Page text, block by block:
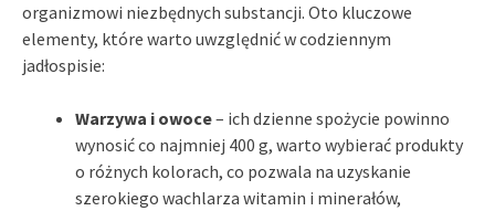
organizmowi niezbędnych substancji. Oto kluczowe
elementy, które warto uwzględnić w codziennym
jadłospisie:
Warzywa i owoce– ich dzienne spożycie powinno
wynosić co najmniej 400 g, warto wybierać produkty
o różnych kolorach, co pozwala na uzyskanie
szerokiego wachlarza witamin i minerałów,